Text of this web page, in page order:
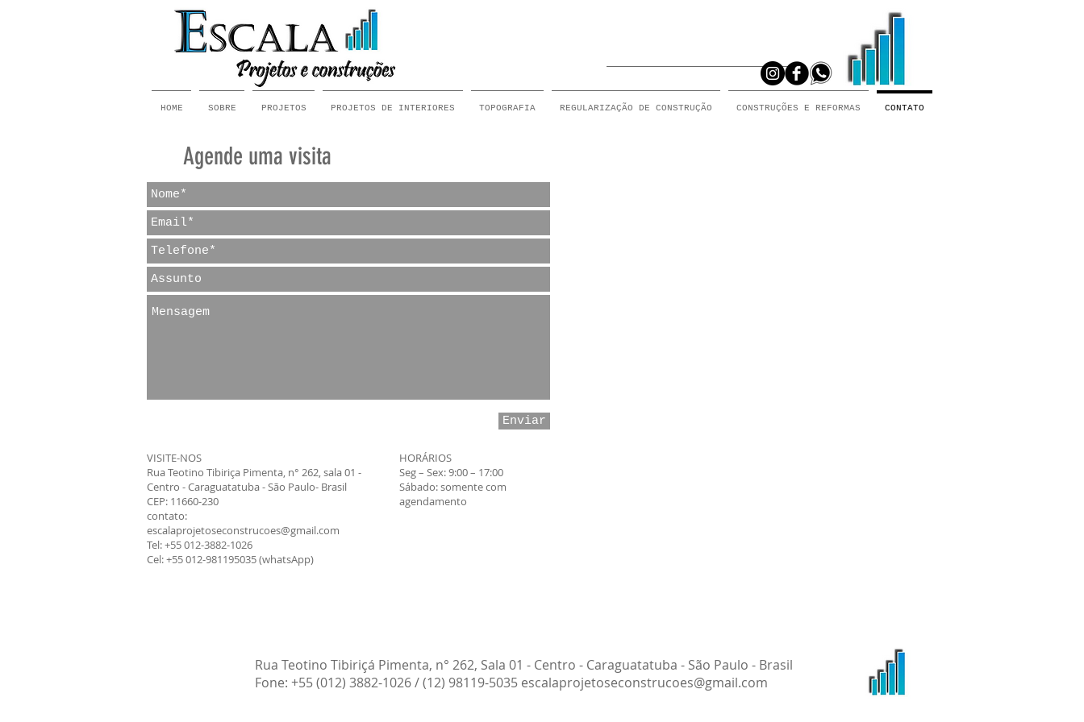
HOME SOBRE PROJETOS PROJETOS DE INTERIORES TOPOGRAFIA REGULARIZAÇÃO DE CONSTRUÇÃO CONSTRUÇÕES E REFORMAS CONTATO
Agende uma visita
Enviar
VISITE-NOS
Rua Teotino Tibiriça Pimenta, n° 262, sala 01 -
Centro - Caraguatatuba - São Paulo- Brasil
CEP: 11660-230
contato:
escalaprojetoseconstrucoes@gmail.com
Tel: +55 012-3882-1026
Cel: +55 012-981195035 (whatsApp)
​HORÁRIOS
Seg – Sex: 9:00 – 17:00
Sábado: somente com
agendamento
Rua Teotino Tibiriçá Pimenta, n° 262, Sala 01 - Centro - Caraguatatuba - São Paulo - Brasil
Fone: +55 (012) 3882-1026 / (12) 98119-5035 escalaprojetoseconstrucoes@gmail.com